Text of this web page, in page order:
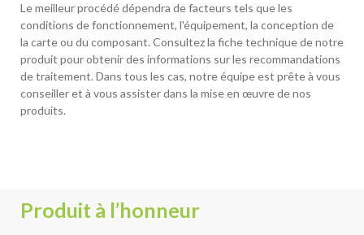
Le meilleur procédé dépendra de facteurs tels que les
conditions de fonctionnement, l'équipement, la conception de
la carte ou du composant. Consultez la fiche technique de notre
produit pour obtenir des informations sur les recommandations
de traitement. Dans tous les cas, notre équipe est prête à vous
conseiller et à vous assister dans la mise en œuvre de nos
produits.
Produit à l’honneur